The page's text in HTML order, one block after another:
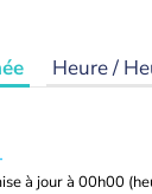
Heure /
à jour à 00h00